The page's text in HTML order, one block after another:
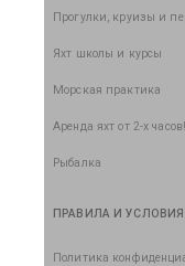
Прогулки, круизы и
Яхт школы и курсы
Морская практика
Аренда яхт от 2-х часов!
Рыбалка
ПРАВИЛА И УСЛОВИЯ
Политика